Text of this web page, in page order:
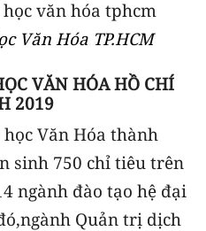
Văn Hóa TP.HCM
VĂN HÓA HỒ CHÍ
2019
Văn Hóa thành
sinh 750 chỉ tiêu trên
ngành đào tạo hệ đại
Quản trị dịch